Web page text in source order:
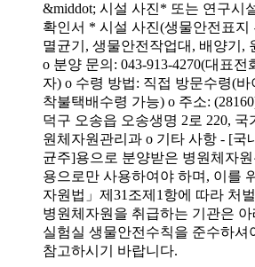
&middot; 시설 사진* 또는 연구시
확인서 * 시설 사진(생물안전표지
멸균기, 생물안전작업대, 배양기,
o 분양 문의: 043-913-4270(대표전
자) o 수령 방법: 직접 방문수령(바
착불택배수령 가능) o 주소:
덕구 오송읍 오송생명 2로 220,
원체자원관리과 o 기타 사항 - [국
균주]용으로 분양받은 병원체자
용으로만 사용하여야 하며, 이를
자원법」제31조제1항에 따라 처
병원체자원을 취급하는 기관은
실험실 생물안전수칙을 준수하셔
참고하시기 바랍니다.